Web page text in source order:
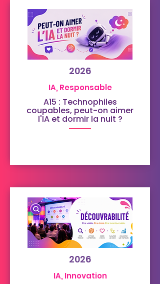
2026
IA, Responsable
A15 : Technophiles
coupables, peut-on aimer
l'IA et dormir la nuit ?
2026
IA, Innovation